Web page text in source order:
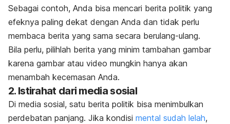
Sebagai contoh, Anda bisa mencari berita politik yang
efeknya paling dekat dengan Anda dan tidak perlu
membaca berita yang sama secara berulang-ulang.
Bila perlu, pilihlah berita yang minim tambahan gambar
karena gambar atau video mungkin hanya akan
menambah kecemasan Anda.
2. Istirahat dari media sosial
Di media sosial, satu berita politik bisa menimbulkan
perdebatan panjang. Jika kondisi mental sudah lelah,